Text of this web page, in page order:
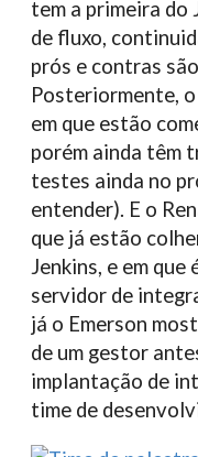
tem a primeira do
de fluxo,
prós e contras
Posteriormente,
em que estão
porém ainda têm
testes ainda no
entender). E o
que já estão
Jenkins, e em que
servidor de
já o Emerson
de um gestor
implantação de
time de